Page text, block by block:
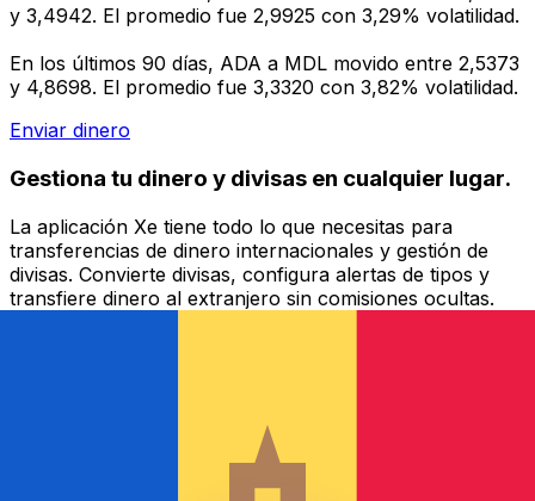
y 3,4942. El promedio fue 2,9925 con 3,29% volatilidad.
En los últimos 90 días, ADA a MDL movido entre 2,5373
y 4,8698. El promedio fue 3,3320 con 3,82% volatilidad.
Enviar dinero
Gestiona tu dinero y divisas en cualquier lugar.
La aplicación Xe tiene todo lo que necesitas para
transferencias de dinero internacionales y gestión de
divisas. Convierte divisas, configura alertas de tipos y
transfiere dinero al extranjero sin comisiones ocultas.